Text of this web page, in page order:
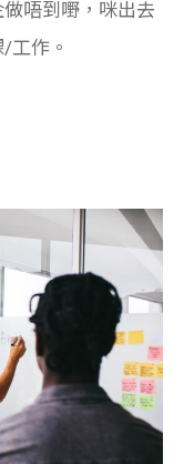
唔到嘢，咪出去
工作。